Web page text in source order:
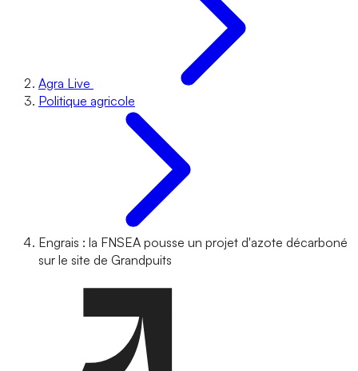
Agra Live
Politique agricole
Engrais : la FNSEA pousse un projet d'azote décarboné
sur le site de Grandpuits